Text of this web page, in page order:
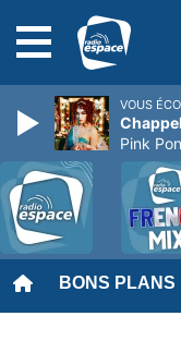
BONS PLANS
VOUS
Pink